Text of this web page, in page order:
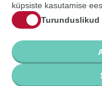
küpsiste kasutamise
Turunduslikud